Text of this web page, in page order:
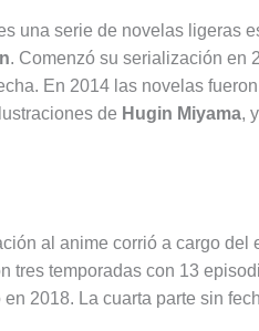
una serie de novelas ligeras
. Comenzó su serialización en
En 2014 las novelas
de Hugin Miyama,
al anime corrió a cargo del
tres temporadas con 13
en 2018. La cuarta parte sin